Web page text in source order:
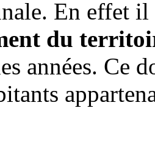
En effet
du
années. Ce